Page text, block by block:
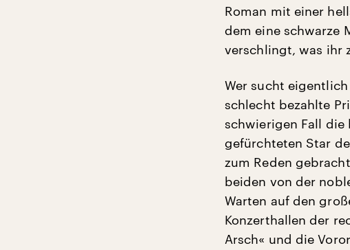
Roman mit einer
dem eine schwarze
verschlingt, was ihr
Wer sucht
schlecht bezahlte
schwierigen Fall die
gefürchteten Star
zum Reden
beiden von der
Warten auf den
Konzerthallen der
Arsch« und die